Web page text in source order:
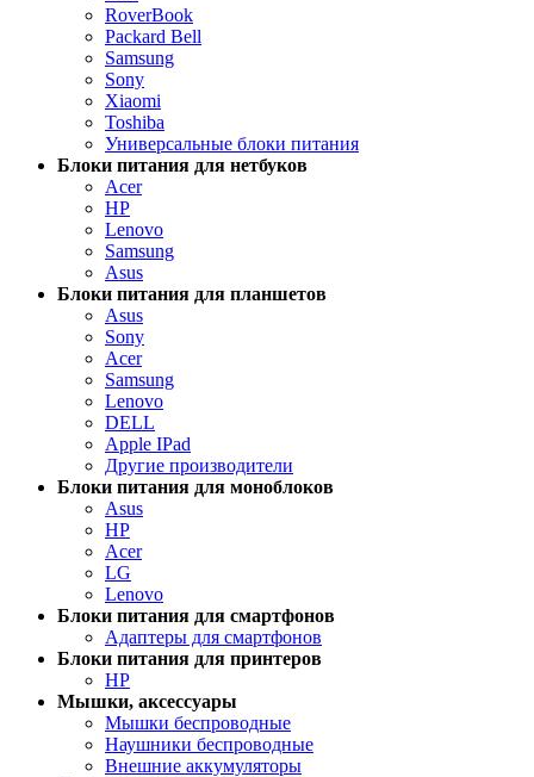
RoverBook
Packard Bell
Samsung
Sony
Xiaomi
Toshiba
Универсальные блоки питания
Блоки питания для нетбуков
Acer
HP
Lenovo
Samsung
Asus
Блоки питания для планшетов
Asus
Sony
Acer
Samsung
Lenovo
DELL
Apple IPad
Другие производители
Блоки питания для моноблоков
Asus
HP
Acer
LG
Lenovo
Блоки питания для смартфонов
Адаптеры для смартфонов
Блоки питания для принтеров
HP
Мышки, аксессуары
Мышки беспроводные
Наушники беспроводные
Внешние аккумуляторы